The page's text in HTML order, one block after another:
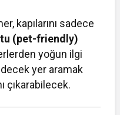
kapılarını sadece
(pet-friendly)
yoğun ilgi
yer aramak
çıkarabilecek.